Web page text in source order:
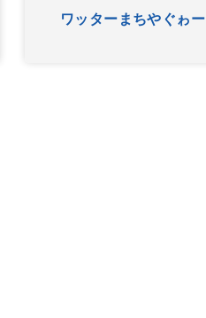
ワッターまちやぐゎー